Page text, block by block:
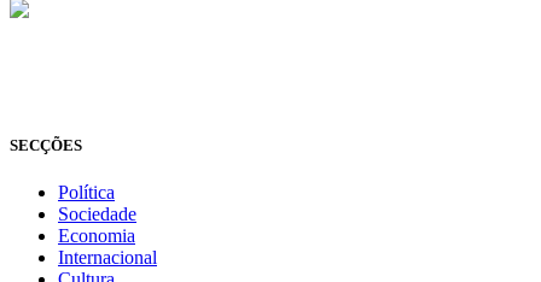
SECÇÕES
Política
Sociedade
Economia
Internacional